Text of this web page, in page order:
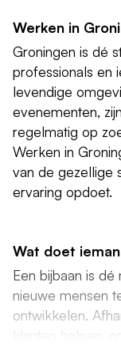
Werken in
Groningen is dé
professionals en
levendige
evenementen,
regelmatig op
Werken in
van de gezellige
ervaring opdoet.
Wat doet
Een bijbaan is
nieuwe mensen
ontwikkelen.
klanten helpen,